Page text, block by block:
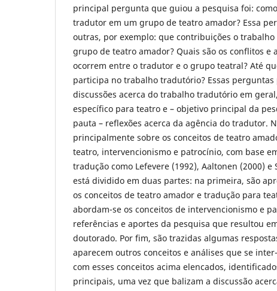
principal pergunta que guiou a pesquisa foi:
tradutor em um grupo de teatro amador? Essa
outras, por exemplo: que contribuições o
grupo de teatro amador? Quais são os conflitos e
ocorrem entre o tradutor e o grupo teatral? Até
participa no trabalho tradutório? Essas
discussões acerca do trabalho tradutório em
específico para teatro e – objetivo principal da
pauta – reflexões acerca da agência do tradutor.
principalmente sobre os conceitos de teatro
teatro, intervencionismo e patrocínio, com base
tradução como Lefevere (1992), Aaltonen (2000) e
está dividido em duas partes: na primeira, são
os conceitos de teatro amador e tradução para
abordam-se os conceitos de intervencionismo e
referências e aportes da pesquisa que resultou
doutorado. Por fim, são trazidas algumas
aparecem outros conceitos e análises que se
com esses conceitos acima elencados,
principais, uma vez que balizam a discussão